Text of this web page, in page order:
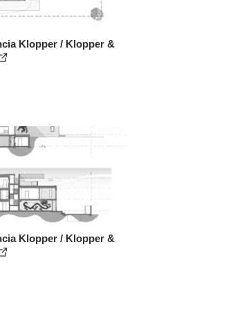
Klopper / Klopper &
Klopper / Klopper &